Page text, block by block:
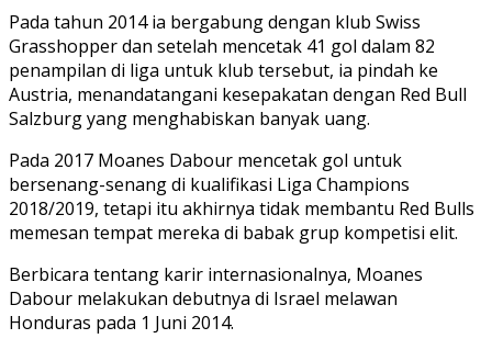
Pada tahun 2014 ia bergabung dengan klub Swiss
Grasshopper dan setelah mencetak 41 gol dalam 82
penampilan di liga untuk klub tersebut, ia pindah ke
Austria, menandatangani kesepakatan dengan Red Bull
Salzburg yang menghabiskan banyak uang.
Pada 2017 Moanes Dabour mencetak gol untuk
bersenang-senang di kualifikasi Liga Champions
2018/2019, tetapi itu akhirnya tidak membantu Red Bulls
memesan tempat mereka di babak grup kompetisi elit.
Berbicara tentang karir internasionalnya, Moanes
Dabour melakukan debutnya di Israel melawan
Honduras pada 1 Juni 2014.